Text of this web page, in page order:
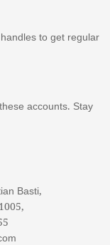
to get regular
accounts. Stay
Basti,